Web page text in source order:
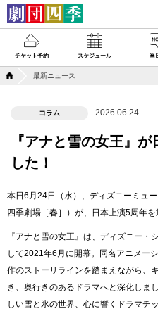
チケット予約 スケジュール 当
最新ニュース
コラム 2026.06.24
『アナと雪の女王』
した！
本日6月24日（水）、ディズニーミュ
四季劇場［春］）が、日本上演5周年を
『アナと雪の女王』は、ディズニー・
して2021年6月に開幕。同名アニメー
作のストーリラインを踏まえながら、
き、奥行きのあるドラマへと深化しま
しい雪と氷の世界、心に響くドラマチ